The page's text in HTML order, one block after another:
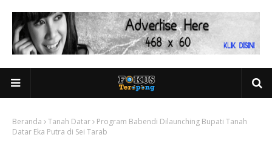
Beranda Tanah Datar
Program Babendi Dilaunching Bupati Tanah
Datar Eka Putra di Sei Tarab